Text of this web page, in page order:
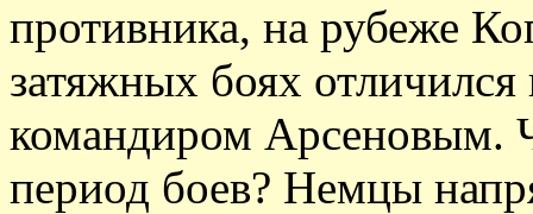
противника, на рубеже
затяжных боях отличился
командиром Арсеновым.
период боев? Немцы